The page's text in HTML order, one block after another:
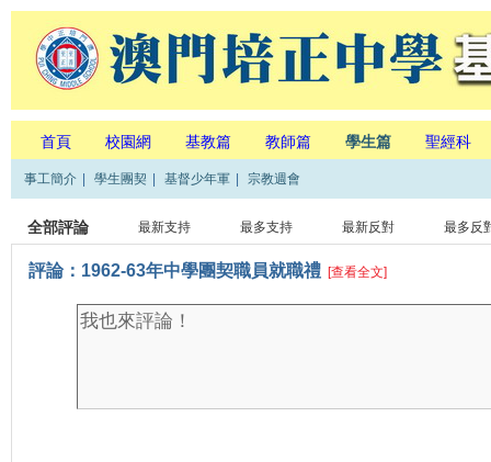
首頁 校園網 基教篇 教師篇 學生篇 聖經科
事工簡介 學生團契 基督少年軍 宗教週會
全部評論 最新支持 最多支持 最新反對 最多反
評論：1962-63年中學團契職員就職禮 [查看全文]